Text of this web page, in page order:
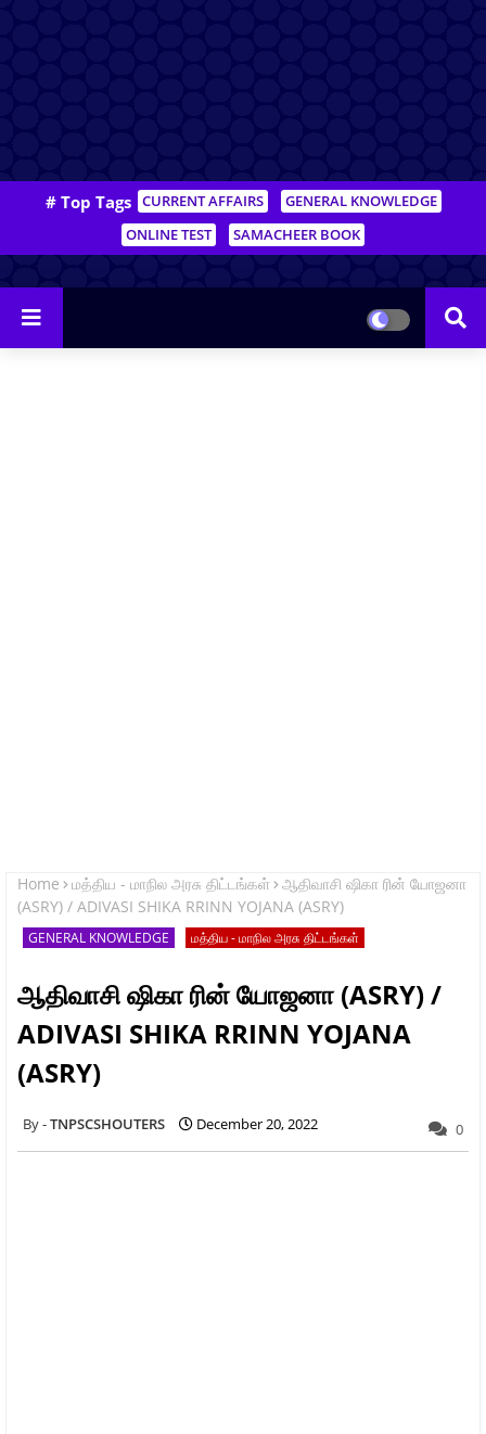
# Top Tags CURRENT AFFAIRS
GENERAL KNOWLEDGE
ONLINE TEST
SAMACHEER BOOK
Home மத்திய - மாநில அரசு திட்டங்கள் ஆதிவாசி ஷிகா ரின் யோஜனா
(ASRY) / ADIVASI SHIKA RRINN YOJANA (ASRY)
GENERAL KNOWLEDGE மத்திய - மாநில அரசு திட்டங்கள்
ஆதிவாசி ஷிகா ரின் யோஜனா (ASRY) /
ADIVASI SHIKA RRINN YOJANA
(ASRY)
TNPSCSHOUTERS December 20, 2022 0